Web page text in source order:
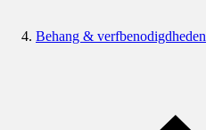
Behang & verfbenodigdheden